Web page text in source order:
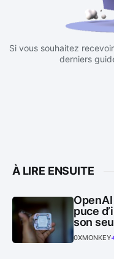
Si vous souhaitez
derniers
À LIRE ENSUITE
puce
son
0XMONKEY